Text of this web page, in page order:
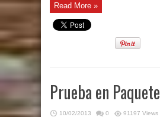
Read More »
Prueba en Paquete
10/02/2013 0 91197 Views